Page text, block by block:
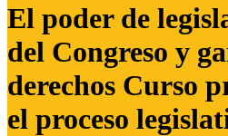
El poder de
del Congreso y
derechos Curso
el proceso